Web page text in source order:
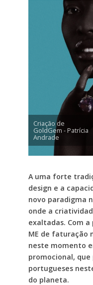
Criação de
GoldGem - Patrícia
Andrade
A uma forte
design e a
novo paradigma
onde a
exaltadas. Com a
ME de faturação
neste momento
promocional,
portugueses
do planeta.